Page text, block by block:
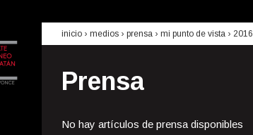
inicio › medios › prensa › mi punto de vista › 2016
Prensa
No hay artículos de prensa disponibles